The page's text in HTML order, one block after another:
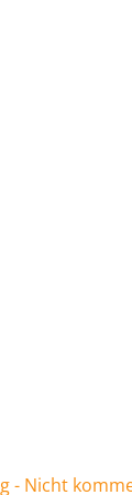
- Nicht